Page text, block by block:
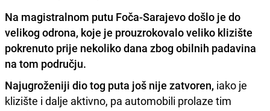
Na magistralnom putu Foča-Sarajevo došlo je do
velikog odrona, koje je prouzrokovalo veliko klizište
pokrenuto prije nekoliko dana zbog obilnih padavina
na tom području.
Najugroženiji dio tog puta još nije zatvoren, iako je
klizište i dalje aktivno, pa automobili prolaze tim